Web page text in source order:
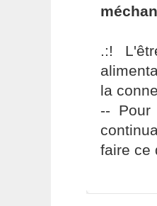
.:!
la
--
faire ce